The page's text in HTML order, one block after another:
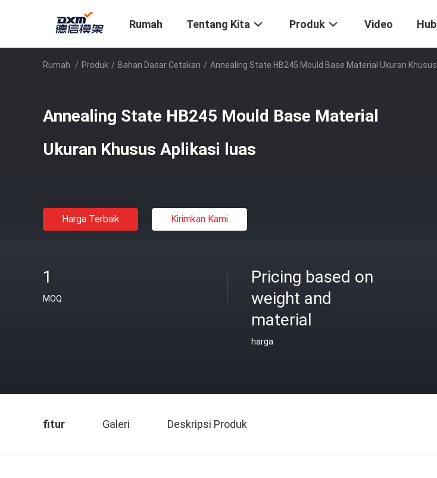
Rumah Tentang Kita Produk Video
Rumah / Produk / Bahan Dasar Cetakan / Annealing State HB245 Mould Base Material Ukuran
Annealing State HB245 Mould Base Material
Ukuran Khusus Aplikasi luas
Harga Terbaik Kirimkan Kami
1
MOQ
Pricing based on
weight and
material
harga
fitur Galeri Deskripsi Produk